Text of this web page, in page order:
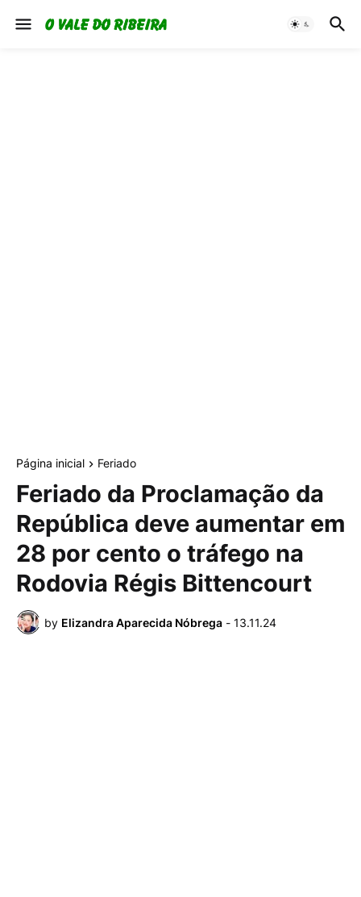
Página inicial Feriado
Feriado da Proclamação da
República deve aumentar em
28 por cento o tráfego na
Rodovia Régis Bittencourt
by Elizandra Aparecida Nóbrega - 13.11.24